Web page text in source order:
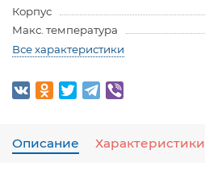
Корпус
Макс. температура
Все характеристики
Описание Характеристики